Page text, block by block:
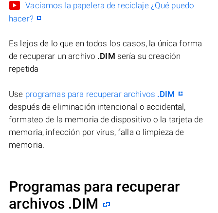
Vaciamos la papelera de reciclaje ¿Qué puedo
hacer?
Es lejos de lo que en todos los casos, la única forma
de recuperar un archivo .DIM sería su creación
repetida
Use programas para recuperar archivos .DIM
después de eliminación intencional o accidental,
formateo de la memoria de dispositivo o la tarjeta de
memoria, infección por virus, falla o limpieza de
memoria.
Programas para recuperar
archivos .DIM